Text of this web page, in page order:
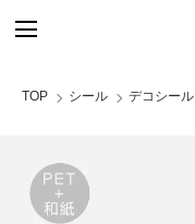
TOP シール デコシール